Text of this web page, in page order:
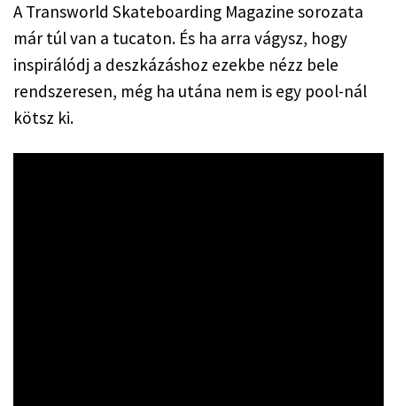
A Transworld Skateboarding Magazine sorozata
már túl van a tucaton. És ha arra vágysz, hogy
inspirálódj a deszkázáshoz ezekbe nézz bele
rendszeresen, még ha utána nem is egy pool-nál
kötsz ki.